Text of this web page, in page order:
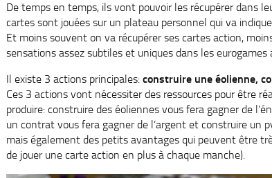
De temps en temps, ils vont pouvoir les récupérer dans
cartes sont jouées sur un plateau personnel qui va
Et moins souvent on va récupérer ses cartes action,
sensations assez subtiles et uniques dans les eurogames
Il existe 3 actions principales: construire une éolienne,
Ces 3 actions vont nécessiter des ressources pour être
produire: construire des éoliennes vous fera gagner de
un contrat vous fera gagner de l’argent et construire un
mais également des petits avantages qui peuvent être
de jouer une carte action en plus à chaque manche).